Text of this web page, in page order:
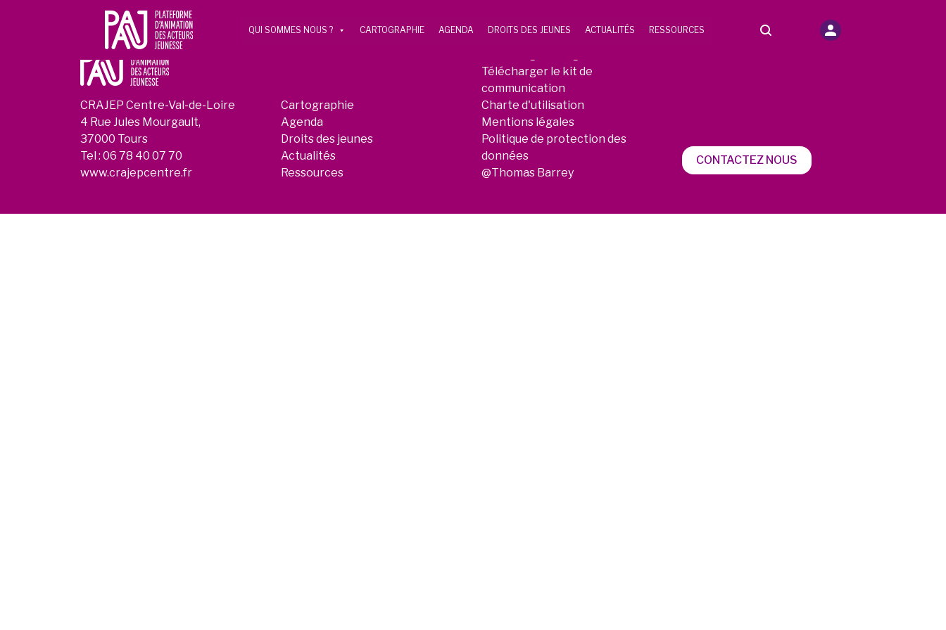
QUI SOMMES NOUS ? CARTOGRAPHIE AGENDA DROITS DES JEUNES ACTUALITÉS RESSOURCES
CRAJEP Centre-Val-de-Loire
4 Rue Jules Mourgault,
37000 Tours
Tel : 06 78 40 07 70
www.crajepcentre.fr
Cartographie
Agenda
Droits des jeunes
Actualités
Ressources
Télécharger le kit de
communication
Charte d'utilisation
Mentions légales
Politique de protection des
données
@Thomas Barrey
CONTACTEZ NOUS